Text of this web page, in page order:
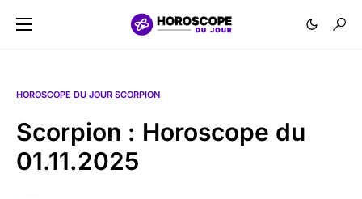
HOROSCOPE DU JOUR SCORPION
Scorpion : Horoscope du
01.11.2025